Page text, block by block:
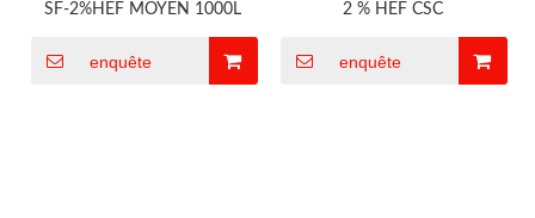
SF-2%HEF MOYEN 1000L
enquête
2 % HEF CSC
enquête